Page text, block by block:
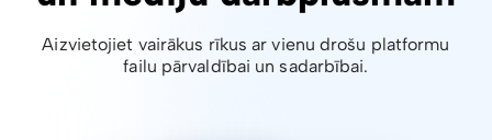
Aizvietojiet vairākus rīkus ar vienu drošu platformu
failu pārvaldībai un sadarbībai.